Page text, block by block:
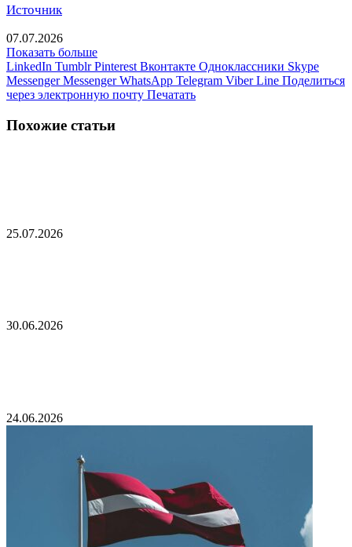
Источник
07.07.2026
Показать больше
LinkedIn Tumblr Pinterest Вконтакте Одноклассники Skype
Messenger Messenger WhatsApp Telegram Viber Line Поделиться
через электронную почту Печатать
Похожие статьи
25.07.2026
30.06.2026
24.06.2026